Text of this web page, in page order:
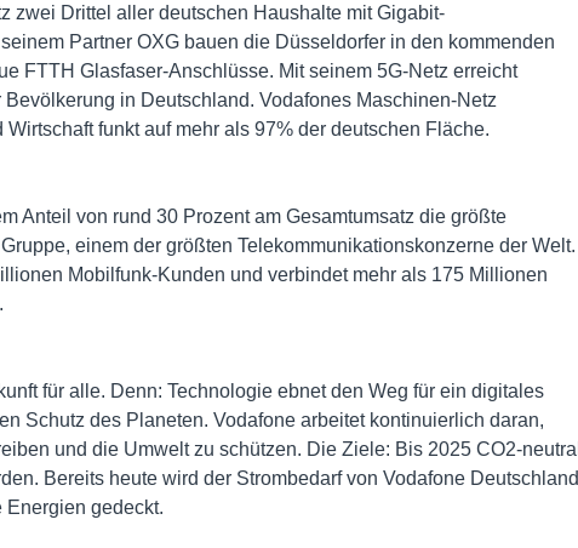
zwei Drittel aller deutschen Haushalte mit Gigabit-
Partner OXG bauen die Düsseldorfer in den kommenden
FTTH Glasfaser-Anschlüsse. Mit seinem 5G-Netz erreicht
in Deutschland. Vodafones Maschinen-Netz
funkt auf mehr als 97% der deutschen Fläche.
Anteil von rund 30 Prozent am Gesamtumsatz die größte
einem der größten Telekommunikationskonzerne der Welt.
Mobilfunk-Kunden und verbindet mehr als 175 Millionen
für alle. Denn: Technologie ebnet den Weg für ein digitales
Schutz des Planeten. Vodafone arbeitet kontinuierlich daran,
und die Umwelt zu schützen. Die Ziele: Bis 2025 CO2-neutral
Bereits heute wird der Strombedarf von Vodafone Deutschland
Energien gedeckt.